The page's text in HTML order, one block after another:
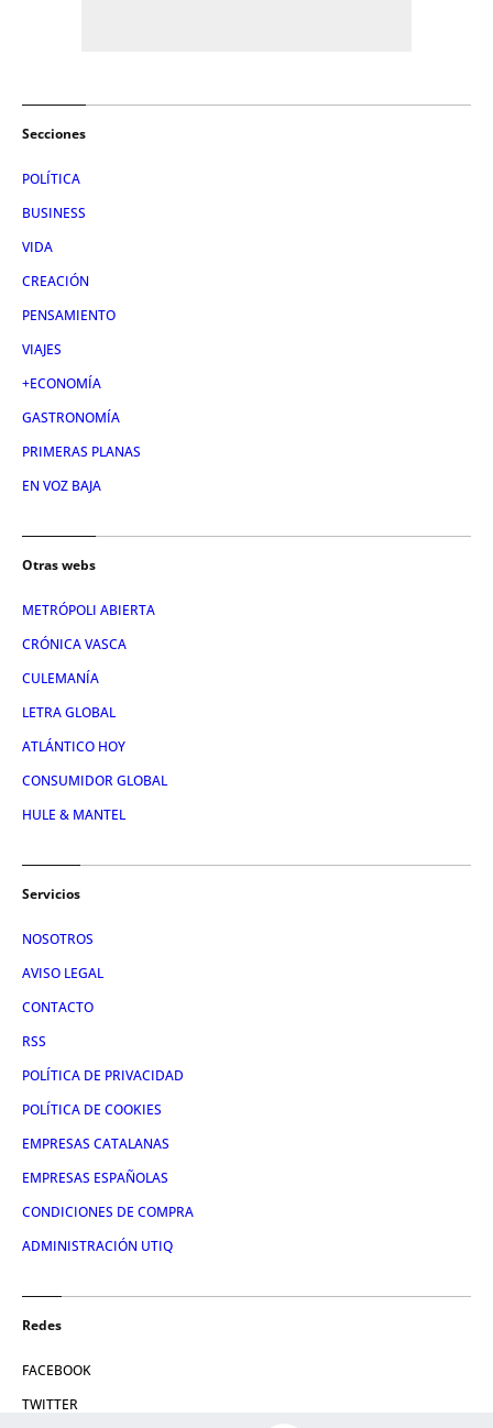
Secciones
POLÍTICA
BUSINESS
VIDA
CREACIÓN
PENSAMIENTO
VIAJES
+ECONOMÍA
GASTRONOMÍA
PRIMERAS PLANAS
EN VOZ BAJA
Otras webs
METRÓPOLI ABIERTA
CRÓNICA VASCA
CULEMANÍA
LETRA GLOBAL
ATLÁNTICO HOY
CONSUMIDOR GLOBAL
HULE & MANTEL
Servicios
NOSOTROS
AVISO LEGAL
CONTACTO
RSS
POLÍTICA DE PRIVACIDAD
POLÍTICA DE COOKIES
EMPRESAS CATALANAS
EMPRESAS ESPAÑOLAS
CONDICIONES DE COMPRA
ADMINISTRACIÓN UTIQ
Redes
FACEBOOK
TWITTER